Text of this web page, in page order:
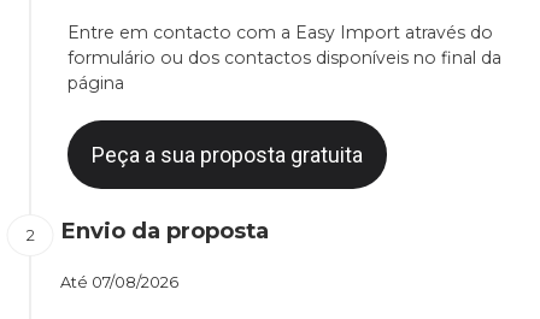
Entre em contacto com a Easy Import através do
formulário ou dos contactos disponíveis no final da
página
Peça a sua proposta gratuita
Envio da proposta
Até 07/08/2026